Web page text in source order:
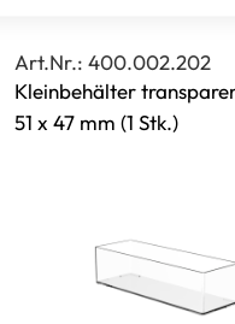
Art.Nr.: 400.002.202
Kleinbehälter
51 x 47 mm(1 Stk.)